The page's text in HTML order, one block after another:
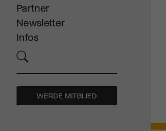
Partner
Newsletter
Infos
WERDE MITGLIED